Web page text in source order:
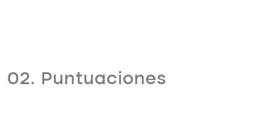
02. Puntuaciones